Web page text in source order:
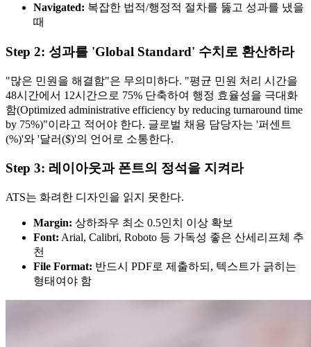
Navigated: 복잡한 법적/행정적 절차를 뚫고 성과를 냈을
때
Step 2: 성과를 'Global Standard' 수치로 환산하라
"많은 민원을 해결함"은 무의미하다. "평균 민원 처리 시간을
48시간에서 12시간으로 75% 단축하여 행정 효율성을 극대화
함(Optimized administrative efficiency by reducing turnaround time
by 75%)"이라고 적어야 한다. 글로벌 채용 담당자는 '퍼센트
(%)'와 '달러($)'의 언어로 소통한다.
Step 3: 레이아웃과 폰트의 정석을 지켜라
ATS는 화려한 디자인을 읽지 못한다.
Margin: 상하좌우 최소 0.5인치 이상 확보
Font: Arial, Calibri, Roboto 등 가독성 좋은 산세리프체 추
천
File Format: 반드시 PDF로 제출하되, 텍스트가 긁히는
형태여야 함